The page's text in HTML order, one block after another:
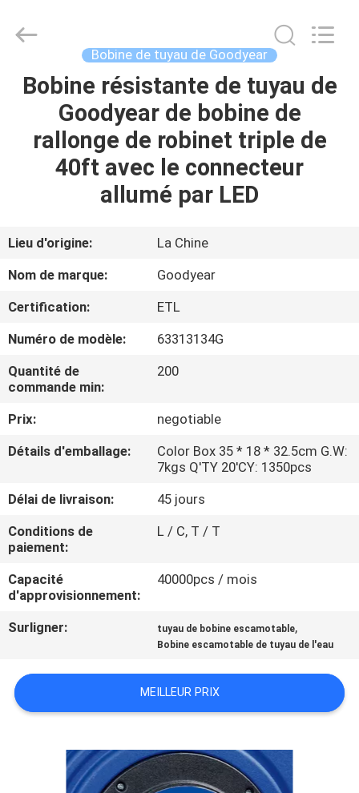
MAISON
DES
PRODUITS
À
DE
NOUS
VISITE
DE
L'USINE
CONTRÔLE
DE
QUALITÉ
NOUS
CONTACTER
NOUVELLES
Machinery
Reserved.
Bobine de tuyau de Goodyear
Bobine résistante de tuyau de
Goodyear de bobine de
rallonge de robinet triple de
40ft avec le connecteur
allumé par LED
Lieu d'origine:
La Chine
Nom de marque:
Goodyear
Certification:
ETL
Numéro de modèle:
63313134G
Quantité de
commande min:
200
Prix:
negotiable
Détails d'emballage:
Color Box 35 * 18 * 32.5cm G.W:
7kgs Q'TY 20'CY: 1350pcs
Délai de livraison:
45 jours
Conditions de
paiement:
L / C, T / T
Capacité
d'approvisionnement:
40000pcs / mois
Surligner: tuyau de bobine escamotable,
Bobine escamotable de tuyau de l'eau
MEILLEUR PRIX